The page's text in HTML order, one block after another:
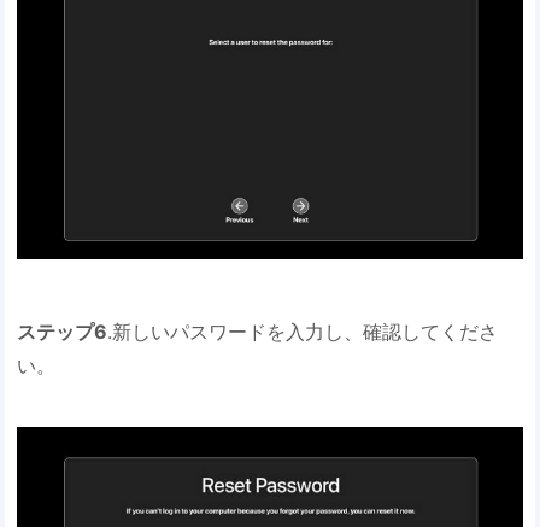
ステップ6.新しいパスワードを入力し、確認してくださ
い。